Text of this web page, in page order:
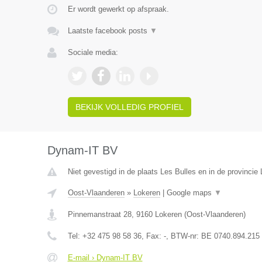
Er wordt gewerkt op afspraak.
Laatste facebook posts ▼
Sociale media:
BEKIJK VOLLEDIG PROFIEL
Dynam-IT BV
Niet gevestigd in de plaats Les Bulles en in de provincie
Oost-Vlaanderen» Lokeren| Google maps ▼
Pinnemanstraat 28, 9160 Lokeren(Oost-Vlaanderen)
Tel: +32 475 98 58 36, Fax: -, BTW-nr: BE 0740.894.215
E-mail › Dynam-IT BV